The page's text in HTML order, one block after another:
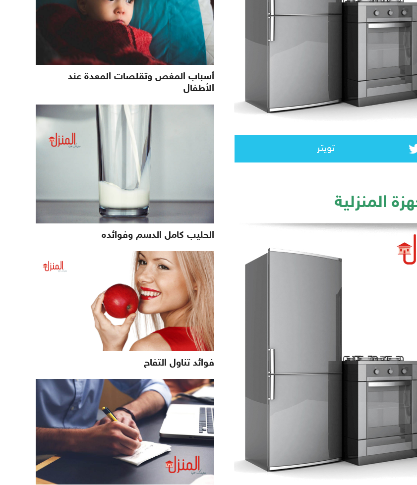
تويتر
المنزلية
أسباب المغص وتقلصات المعدة عند
الأطفال
الحليب كامل الدسم وفوائده
فوائد تناول التفاح